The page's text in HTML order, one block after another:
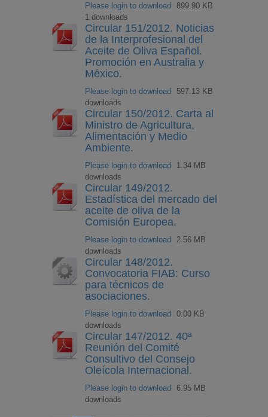
Please login to download
899.90 KB
1 downloads
Circular 151/2012. Noticias
de la Interprofesional del
Aceite de Oliva Español.
Promoción en Australia y
México.
Please login to download
597.13 KB
downloads
Circular 150/2012. Carta al
Ministro de Agricultura,
Alimentación y Medio
Ambiente.
Please login to download
1.34 MB
downloads
Circular 149/2012.
Estadística del mercado del
aceite de oliva de la
Comisión Europea.
Please login to download
2.56 MB
downloads
Circular 148/2012.
Convocatoria FIAB: Curso
para técnicos de
asociaciones.
Please login to download
0.00 KB
downloads
Circular 147/2012. 40ª
Reunión del Comité
Consultivo del Consejo
Oleícola Internacional.
Please login to download
6.95 MB
downloads